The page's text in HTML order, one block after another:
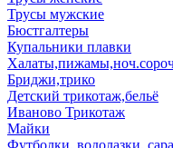
Трусы мужские
Бюстгалтеры
Купальники плавки
Бриджи,трико
Детский трикотаж,бельё
Иваново Трикотаж
Майки
Футболки, водолазки,